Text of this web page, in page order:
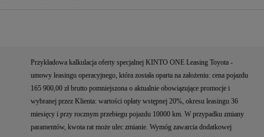
Przykładowa kalkulacja oferty specjalnej KINTO ONE Leasing Toyota -
umowy leasingu operacyjnego, która została oparta na założeniu: cena pojazdu
165 900,00 zł brutto pomniejszona o aktualnie obowiązujące promocje i
wybranej przez Klienta: wartości opłaty wstępnej 20%, okresu leasingu 36
miesięcy i przy rocznym przebiegu pojazdu 10000 km. W przypadku zmiany
paramentów, kwota rat może ulec zmianie. Wymóg zawarcia dodatkowej